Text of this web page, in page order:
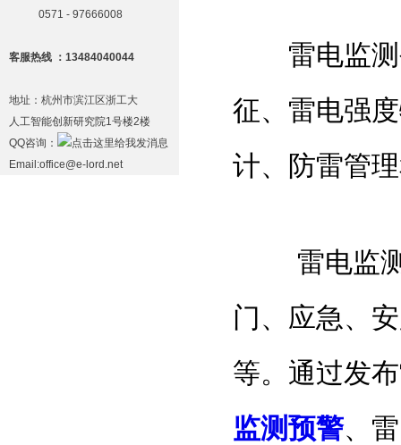
0571 - 97666008
客服热线 ：13484040044
地址：杭州市滨江区浙工大
人工智能创新研究院1号楼2楼
QQ咨询：
Email:office@e-lord.net
雷电监测
征、雷电强
计、防雷管
雷电监测
门、应急、
等。通过发
监测预警、